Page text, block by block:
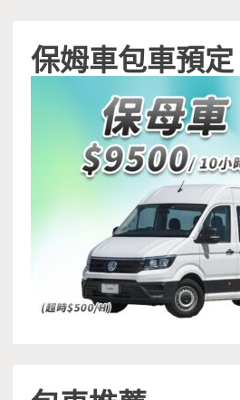
保姆車包車預定